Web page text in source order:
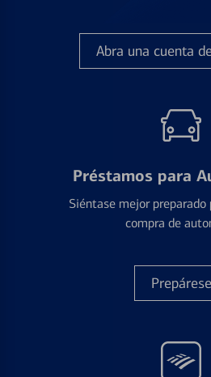
Abra una cuenta
Préstamos para
Siéntase mejor preparado
compra de
Prepárese